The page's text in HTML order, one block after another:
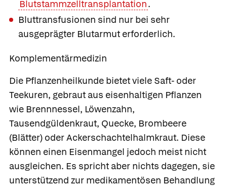
Blutstammzelltransplantation.
Bluttransfusionen sind nur bei sehr
ausgeprägter Blutarmut erforderlich.
Komplementärmedizin
Die Pflanzenheilkunde bietet viele Saft- oder
Teekuren, gebraut aus eisenhaltigen Pflanzen
wie Brennnessel, Löwenzahn,
Tausendgüldenkraut, Quecke, Brombeere
(Blätter) oder Ackerschachtelhalmkraut. Diese
können einen Eisenmangel jedoch meist nicht
ausgleichen. Es spricht aber nichts dagegen, sie
unterstützend zur medikamentösen Behandlung